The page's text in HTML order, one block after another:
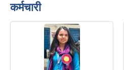
कर्मचारी